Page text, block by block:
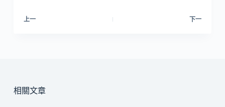
上一 下一
相關文章